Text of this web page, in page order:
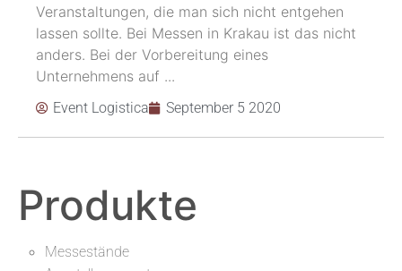
Veranstaltungen, die man sich nicht entgehen
lassen sollte. Bei Messen in Krakau ist das nicht
anders. Bei der Vorbereitung eines
Unternehmens auf ...
Event Logistica September 5 2020
Produkte
Messestände